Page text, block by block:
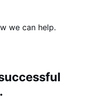
we can help.